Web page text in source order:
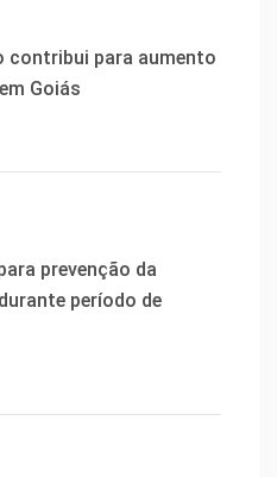
para aumento
Goiás
prevenção da
período de